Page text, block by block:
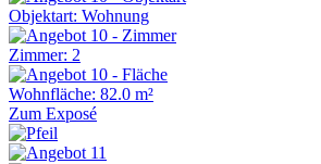
Objektart: Wohnung
Zimmer: 2
Wohnfläche: 82.0 m²
Zum Exposé